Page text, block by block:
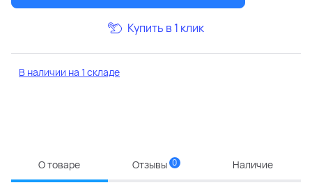
Купить в 1 клик
В наличии на 1 складе
О товаре Отзывы 0 Наличие